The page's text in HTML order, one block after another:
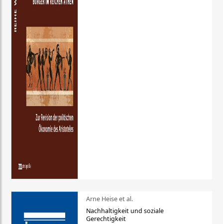
Arne Heise et al.
Nachhaltigkeit und soziale
Gerechtigkeit